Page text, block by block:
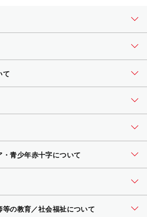
て
・青少年赤十字について
の教育／社会福祉について